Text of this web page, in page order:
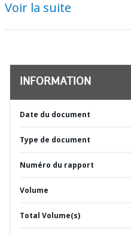
Voir la suite
INFORMATION
Date du document
Type de document
Numéro du rapport
Volume
Total Volume(s)